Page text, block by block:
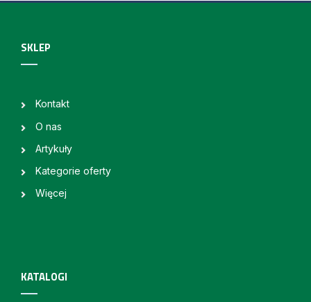
SKLEP
Kontakt
O nas
Artykuły
Kategorie oferty
Więcej
KATALOGI